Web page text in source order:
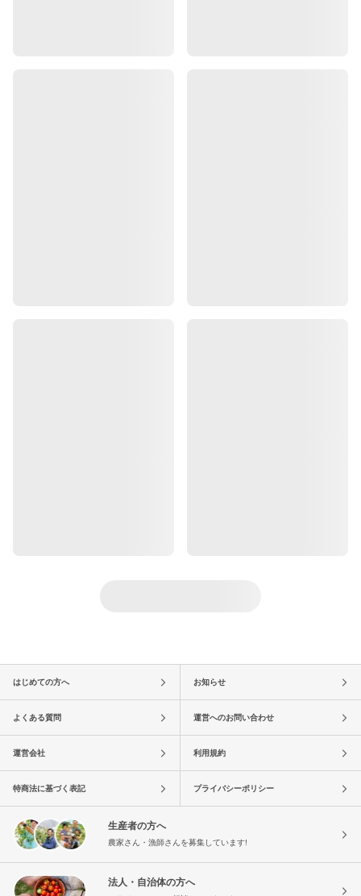
はじめての方へ お知らせ
よくある質問 運営へのお問い合わせ
運営会社 利用規約
特商法に基づく表記 プライバシーポリシー
生産者の方へ
農家さん・漁師さんを募集しています!
法人・自治体の方へ